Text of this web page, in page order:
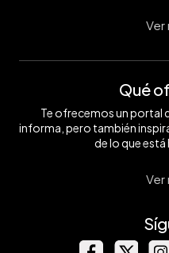
Ver
Qué
Te ofrecemos un portal
informa, pero también
de lo que está
Ver